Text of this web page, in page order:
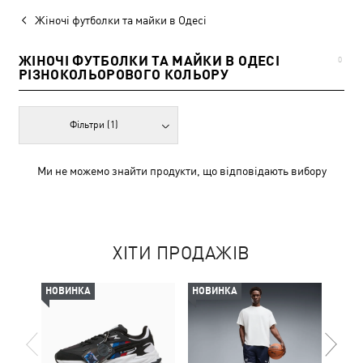
Жіночі футболки та майки в Одесі
ЖІНОЧІ ФУТБОЛКИ ТА МАЙКИ В ОДЕСІ
РІЗНОКОЛЬОРОВОГО КОЛЬОРУ
0
Фільтри (1)
Ми не можемо знайти продукти, що відповідають вибору
ХІТИ ПРОДАЖІВ
НОВИНКА НОВИНКА